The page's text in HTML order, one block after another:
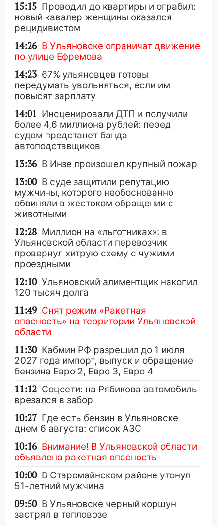
15:15 Проводил до квартиры и ограбил:
новый кавалер женщины оказался
рецидивистом
14:26 В Ульяновске ограничат движение
по улице Ефремова
14:23 67% ульяновцев готовы
передумать увольняться, если им
повысят зарплату
14:01 Инсценировали ДТП и получили
более 4,6 миллиона рублей: перед
судом предстанет банда
автоподставщиков
13:36 В Инзе произошел крупный пожар
13:00 В суде защитили репутацию
мужчины, которого необоснованно
обвиняли в жестоком обращении с
животными
12:28 Миллион на «льготниках»: в
Ульяновской области перевозчик
провернул хитрую схему с чужими
проездными
12:10 Ульяновский алиментщик накопил
120 тысяч долга
11:49 Снят режим «Ракетная
опасность» на территории Ульяновской
области
11:30 Кабмин РФ разрешил до 1 июля
2027 года импорт, выпуск и обращение
бензина Евро 2, Евро 3, Евро 4
11:12 Соцсети: на Рябикова автомобиль
врезался в забор
10:27 Где есть бензин в Ульяновске
днем 6 августа: список АЗС
10:16 Внимание! В Ульяновской области
объявлена ракетная опасность
10:00 В Старомайнском районе утонул
51-летний мужчина
09:50 В Ульяновске черный коршун
застрял в тепловозе